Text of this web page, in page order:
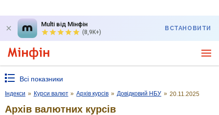
Multi від Мінфін
(8,9K+)
ВСТАНОВИТИ
Всі показники
Індекси » Курси валют » Архів курсів » Довідковий НБУ » 20.11.2025
Архів валютних курсів